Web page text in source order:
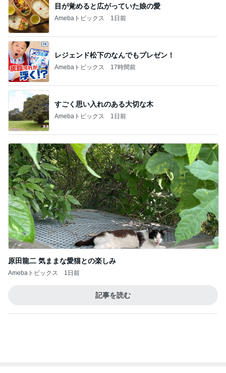
目が覚めると広がっていた娘の愛
Amebaトピックス 1日前
レジェンド松下のなんでもプレゼン！
Amebaトピックス 17時間前
すごく思い入れのある大切な木
Amebaトピックス 1日前
原田龍二 気ままな愛猫との楽しみ
Amebaトピックス 1日前
記事を読む